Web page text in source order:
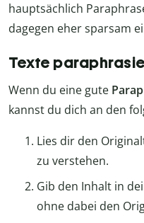
hauptsächlich
dagegen eher sparsam
Texte
Wenn du eine gute
kannst du dich an den
Lies dir den
zu verstehen.
Gib den Inhalt in
ohne dabei den